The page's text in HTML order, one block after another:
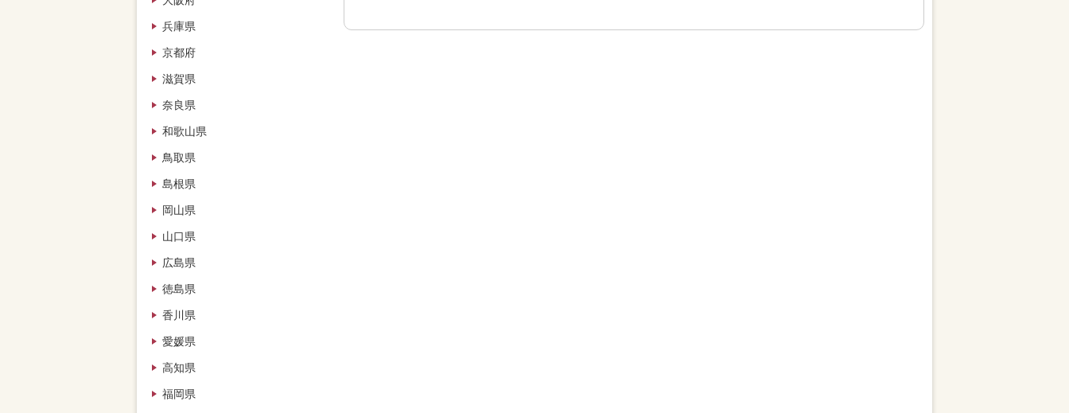
兵庫県
京都府
滋賀県
奈良県
和歌山県
鳥取県
島根県
岡山県
山口県
広島県
徳島県
香川県
愛媛県
高知県
福岡県